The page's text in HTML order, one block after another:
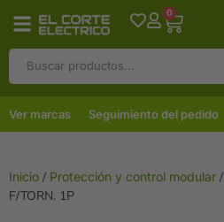
0
Ver marcas Seguimiento del pedido
Inicio / Protección y control modular /
F/TORN. 1P